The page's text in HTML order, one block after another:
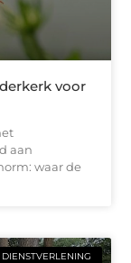
voor
aan
waar de
DIENSTVERLENING